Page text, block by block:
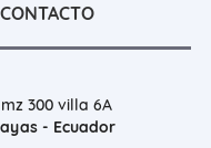
300 villa 6A
- Ecuador